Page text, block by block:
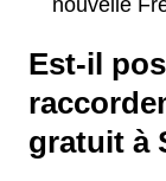
Est-il
gratuit à